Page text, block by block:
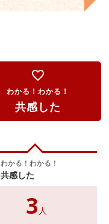
favorite_border
わかる！わかる！
共感した
わかる！わかる！
共感した
3 人